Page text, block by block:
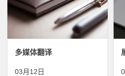
多媒体翻译
03月12日